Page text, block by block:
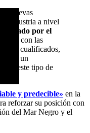
nuevas
la industria a nivel
por el
con las
cualificados,
y es un
este tipo de
y predecible» en la
reforzar su posición con
del Mar Negro y el